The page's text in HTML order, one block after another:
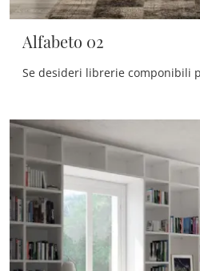
Alfabeto 02